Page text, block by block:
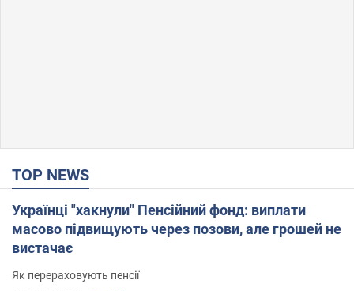
TOP NEWS
Українці "хакнули" Пенсійний фонд: виплати
масово підвищують через позови, але грошей не
вистачає
Як перераховують пенсії